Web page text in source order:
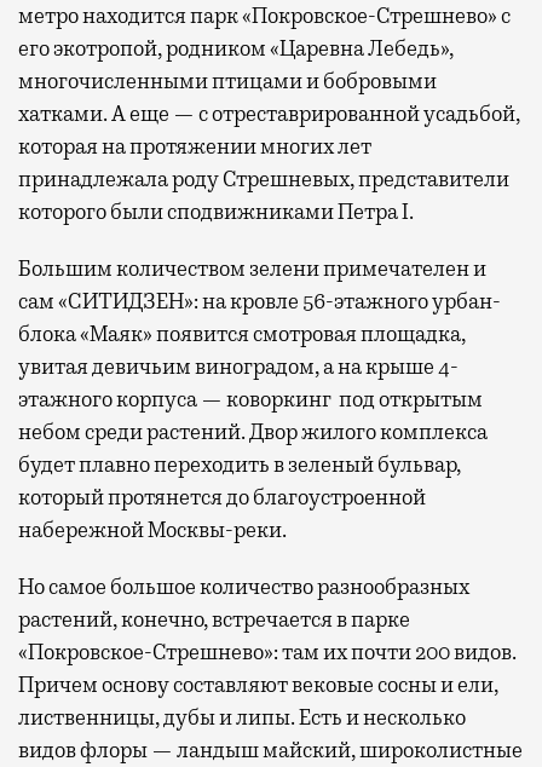
метро находится парк «Покровское-Стрешнево» с
его экотропой, родником «Царевна Лебедь»,
многочисленными птицами и бобровыми
хатками. А еще — с отреставрированной усадьбой,
которая на протяжении многих лет
принадлежала роду Стрешневых, представители
которого были сподвижниками Петра I.
Большим количеством зелени примечателен и
сам «СИТИДЗЕН»: на кровле 56-этажного урбан-
блока «Маяк» появится смотровая площадка,
увитая девичьим виноградом, а на крыше 4-
этажного корпуса — коворкинг под открытым
небом среди растений. Двор жилого комплекса
будет плавно переходить в зеленый бульвар,
который протянется до благоустроенной
набережной Москвы-реки.
Но самое большое количество разнообразных
растений, конечно, встречается в парке
«Покровское-Стрешнево»: там ихпочти 200 видов.
Причем основу составляют вековые сосны и ели,
лиственницы, дубы и липы. Есть и несколько
видов флоры — ландыш майский, широколистные